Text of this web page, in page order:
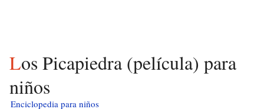
Los Picapiedra (película) para
niños
Enciclopedia para niños